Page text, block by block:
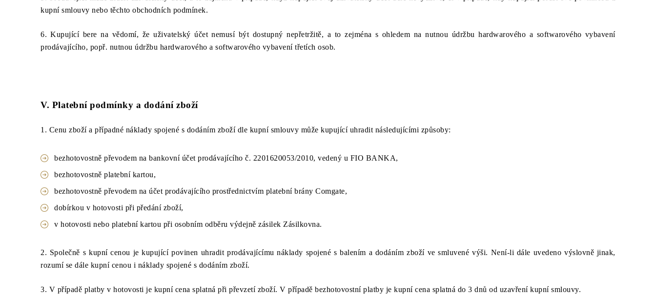
kupní smlouvy nebo těchto obchodních podmínek.
6. Kupující bere na vědomí, že uživatelský účet nemusí být dostupný nepřetržitě, a to zejména s ohledem na nutnou údržbu hardwarového a softwarového vybavení
prodávajícího, popř. nutnou údržbu hardwarového a softwarového vybavení třetích osob.
V. Platební podmínky a dodání zboží
1. Cenu zboží a případné náklady spojené s dodáním zboží dle kupní smlouvy může kupující uhradit následujícími způsoby:
bezhotovostně převodem na bankovní účet prodávajícího č. 2201620053/2010, vedený u FIO BANKA,
bezhotovostně platební kartou,
bezhotovostně převodem na účet prodávajícího prostřednictvím platební brány Comgate,
dobírkou v hotovosti při předání zboží,
v hotovosti nebo platební kartou při osobním odběru výdejně zásilek Zásilkovna.
2. Společně s kupní cenou je kupující povinen uhradit prodávajícímu náklady spojené s balením a dodáním zboží ve smluvené výši. Není-li dále uvedeno výslovně jinak,
rozumí se dále kupní cenou i náklady spojené s dodáním zboží.
3. V případě platby v hotovosti je kupní cena splatná při převzetí zboží. V případě bezhotovostní platby je kupní cena splatná do 3 dnů od uzavření kupní smlouvy.